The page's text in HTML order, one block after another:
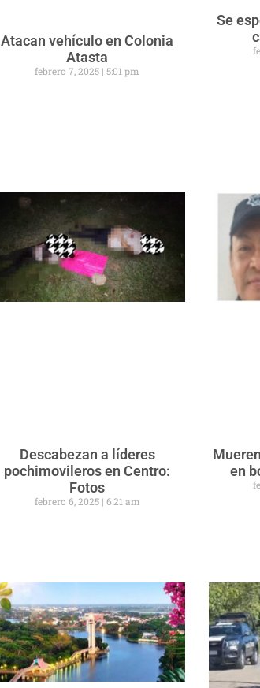
Atacan vehículo en Colonia
Atasta
febrero 7, 2025 5:01 pm
Se
Descabezan a líderes
pochimovileros en Centro:
Fotos
febrero 6, 2025 6:21 am
en